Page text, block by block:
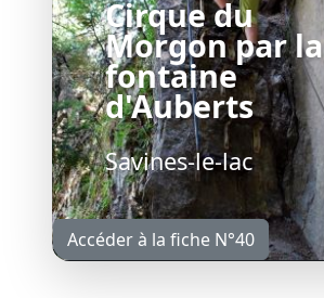
Cirque du
Morgon par la
fontaine
d'Auberts
Savines-le-lac
Accéder à la fiche N°40